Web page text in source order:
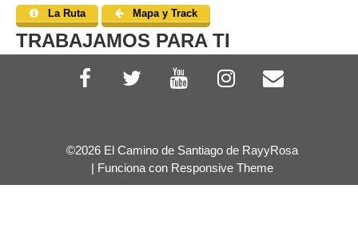
La Ruta Mapa y Track
TRABAJAMOS PARA TI
©2026 El Camino de Santiago de RayyRosa
| Funciona con Responsive Theme